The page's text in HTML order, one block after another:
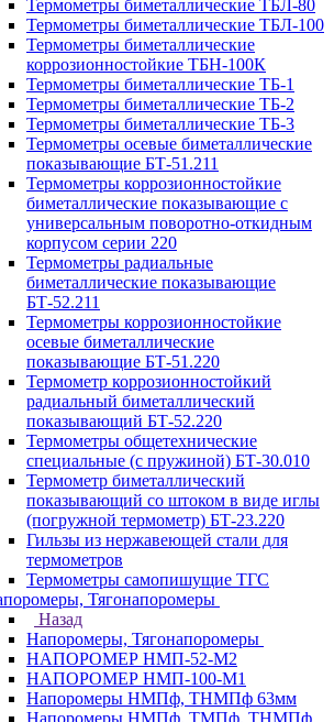
Термометры биметаллические ТБЛ-80
Термометры биметаллические ТБЛ-100
Термометры биметаллические
коррозионностойкие ТБН-100К
Термометры биметаллические ТБ-1
Термометры биметаллические ТБ-2
Термометры биметаллические ТБ-3
Термометры осевые биметаллические
показывающие БТ-51.211
Термометры коррозионностойкие
биметаллические показывающие с
универсальным поворотно-откидным
корпусом серии 220
Термометры радиальные
биметаллические показывающие
БТ-52.211
Термометры коррозионностойкие
осевые биметаллические
показывающие БТ-51.220
Термометр коррозионностойкий
радиальный биметаллический
показывающий БТ-52.220
Термометры общетехнические
специальные (с пружиной) БТ-30.010
Термометр биметаллический
показывающий со штоком в виде иглы
(погружной термометр) БТ-23.220
Гильзы из нержавеющей стали для
термометров
Термометры самопишущие ТГС
Тягонапоромеры
Назад
Напоромеры, Тягонапоромеры
НАПОРОМЕР НМП-52-М2
НАПОРОМЕР НМП-100-М1
Напоромеры НМПф, ТНМПф 63мм
Напоромеры НМПф, ТМПф, ТНМПф